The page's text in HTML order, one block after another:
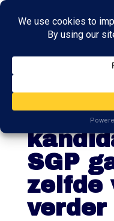
D66
SGP
zelfde
verder